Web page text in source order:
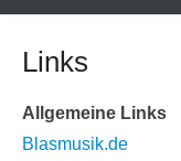
Links
Allgemeine Links
Blasmusik.de